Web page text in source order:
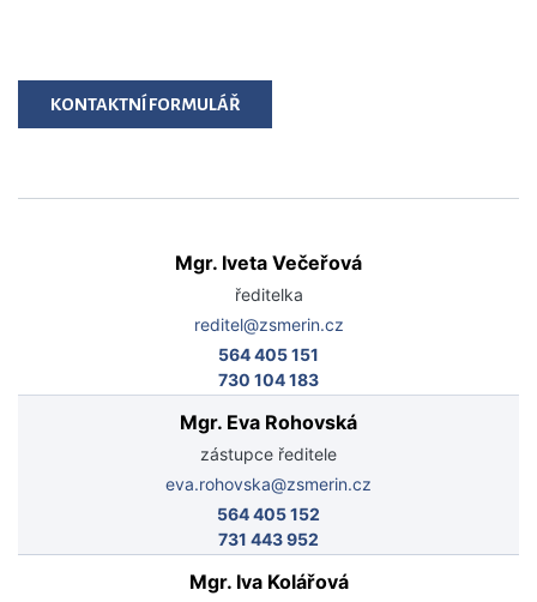
KONTAKTNÍ FORMULÁŘ
Mgr. Iveta Večeřová
ředitelka
reditel@zsmerin.cz
564 405 151
730 104 183
Mgr. Eva Rohovská
zástupce ředitele
eva.rohovska@zsmerin.cz
564 405 152
731 443 952
Mgr. Iva Kolářová